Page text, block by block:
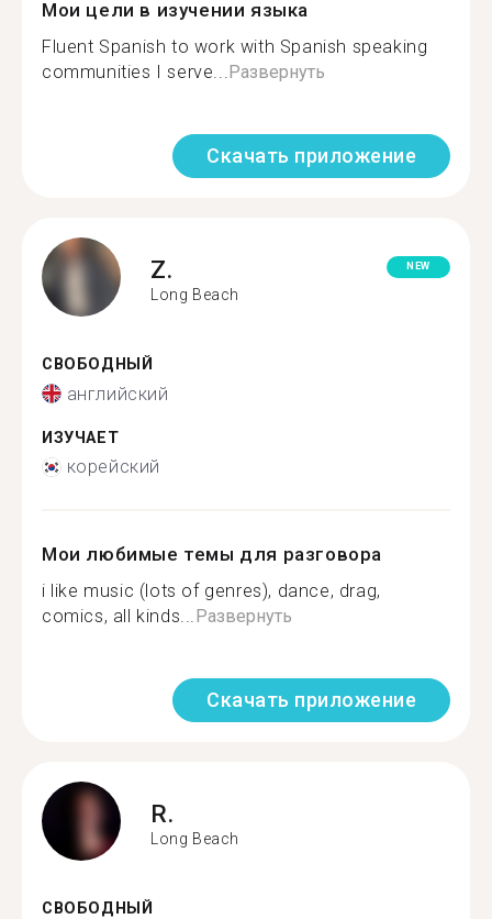
Мои цели в изучении языка
Fluent Spanish to work with Spanish speaking
communities I serve...Развернуть
Скачать приложение
Z.
Long Beach
NEW
СВОБОДНЫЙ
английский
ИЗУЧАЕТ
корейский
Мои любимые темы для разговора
i like music (lots of genres), dance, drag,
comics, all kinds...Развернуть
Скачать приложение
R.
Long Beach
СВОБОДНЫЙ